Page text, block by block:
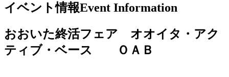
イベント情報Event Information
おおいた終活フェア オオイタ・アク
ティブ・ベース ＯＡＢ